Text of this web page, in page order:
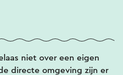
niet over een eigen
directe omgeving zijn er